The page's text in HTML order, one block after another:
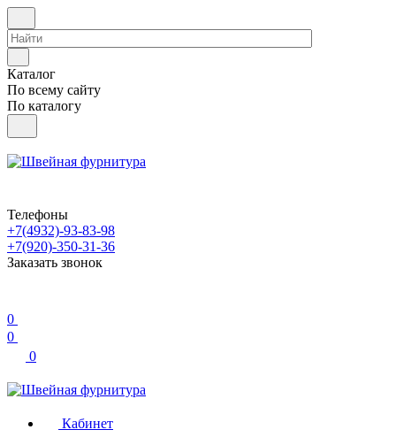
Каталог
По всему сайту
По каталогу
Телефоны
+7(4932)-93-83-98
+7(920)-350-31-36
Заказать звонок
0
0
0
Кабинет